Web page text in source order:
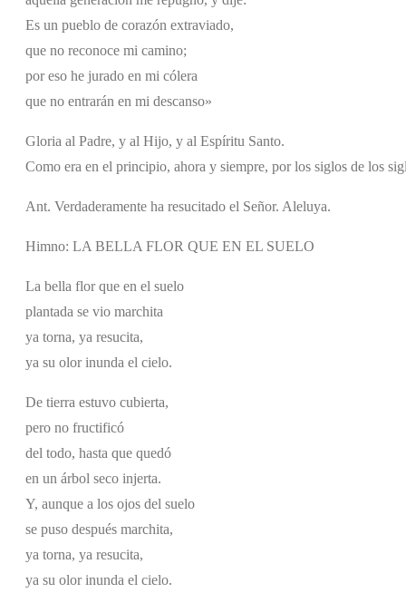
Es un pueblo de corazón extraviado,
que no reconoce mi camino;
por eso he jurado en mi cólera
que no entrarán en mi descanso»
Gloria al Padre, y al Hijo, y al Espíritu Santo.
Como era en el principio, ahora y siempre, por los siglos de los
Ant. Verdaderamente ha resucitado el Señor. Aleluya.
Himno: LA BELLA FLOR QUE EN EL SUELO
La bella flor que en el suelo
plantada se vio marchita
ya torna, ya resucita,
ya su olor inunda el cielo.
De tierra estuvo cubierta,
pero no fructificó
del todo, hasta que quedó
en un árbol seco injerta.
Y, aunque a los ojos del suelo
se puso después marchita,
ya torna, ya resucita,
ya su olor inunda el cielo.